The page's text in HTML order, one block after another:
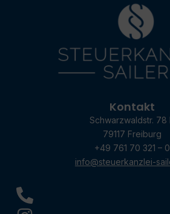
Kontakt
Schwarzwaldstr. 78
79117 Freiburg
+49 761 70 321 – 0
info@steuerkanzlei-